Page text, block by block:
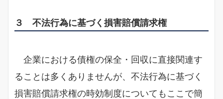
３ 不法行為に基づく損害賠償請求権
企業における債権の保全・回収に直接関連す
ることは多くありませんが、不法行為に基づく
損害賠償請求権の時効制度についてもここで簡